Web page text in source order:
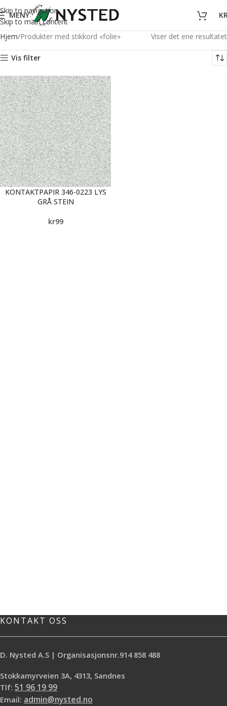
Skip to navigation
Skip to main content
MENY
Hjem Produkter med stikkord «folie» Viser det ene resultatet
Vis filter
KONTAKTPAPIR 346-0223 LYS
GRÅ STEIN
kr99
KONTAKT OSS
D. Nysted A.S | Organisasjonsnr.914 858 488
Stokkamyrveien 3A, 4313, Sandnes
Tlf: 51 96 19 99
Email: admin@nysted.no